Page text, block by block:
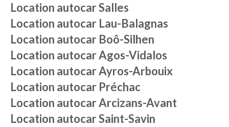
Location autocarSalles
Location autocar Lau-Balagnas
Location autocar Boô-Silhen
Location autocarAgos-Vidalos
Location autocarAyros-Arbouix
Location autocar Préchac
Location autocarArcizans-Avant
Location autocarSaint-Savin